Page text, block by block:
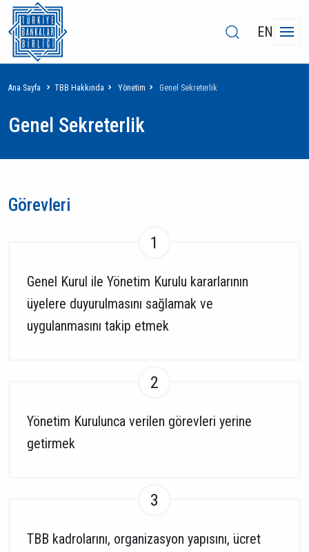
EN
Sayfa
yolu
Ana Sayfa TBB Hakkında Yönetim Genel Sekreterlik
Genel Sekreterlik
Görevleri
1
Genel Kurul ile Yönetim Kurulu kararlarının
üyelere duyurulmasını sağlamak ve
uygulanmasını takip etmek
2
Yönetim Kurulunca verilen görevleri yerine
getirmek
3
TBB kadrolarını, organizasyon yapısını, ücret